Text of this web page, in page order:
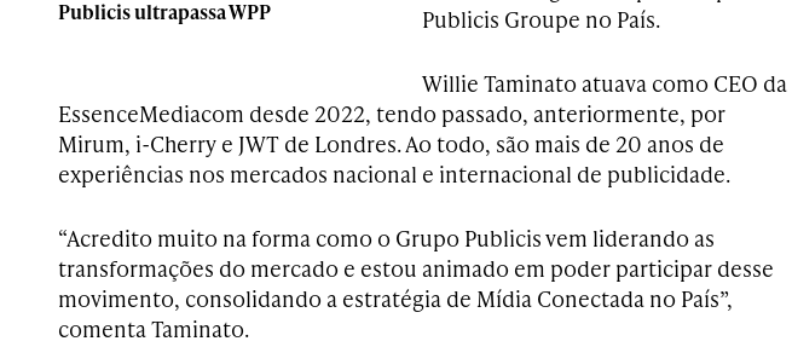
Publicis ultrapassa WPP
Publicis Groupe no País.
Willie Taminato atuava como CEO da
EssenceMediacom desde 2022, tendo passado, anteriormente, por
Mirum, i-Cherry e JWT de Londres. Ao todo, são mais de 20 anos de
experiências nos mercados nacional e internacional de publicidade.
“Acredito muito na forma como o Grupo Publicis vem liderando as
transformações do mercado e estou animado em poder participar desse
movimento, consolidando a estratégia de Mídia Conectada no País”,
comenta Taminato.